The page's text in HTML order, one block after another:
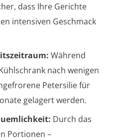
dass Ihre Gerichte
intensiven Geschmack
Während
nach wenigen
Petersilie für
gelagert werden.
Durch das
Portionen –